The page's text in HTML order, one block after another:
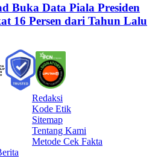
Buka Data Piala Presiden
16 Persen dari Tahun Lalu
Redaksi
Kode Etik
Sitemap
Tentang Kami
Metode Cek Fakta